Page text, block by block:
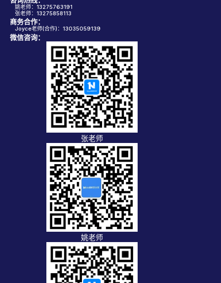
姚老师：13275763191
张老师：13275858113
商务合作：
Joyce老师(合作)：13035059139
微信咨询：
张老师
姚老师